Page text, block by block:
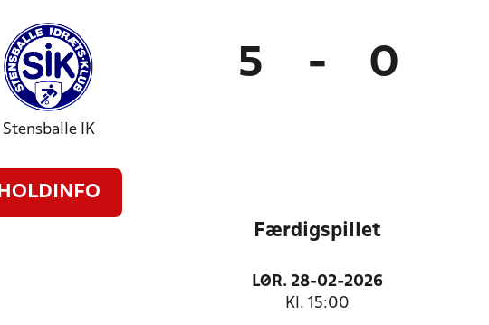
Stensballe IK
HOLDINFO
5 - 0
Færdigspillet
LØR. 28-02-2026
Kl. 15:00